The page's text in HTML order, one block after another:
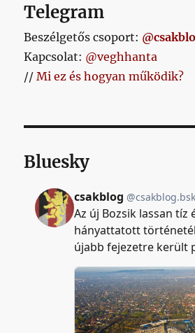
Telegram
Beszélgetős csoport:
Kapcsolat: @veghhanta
//Mi ez és hogyan működik?
Bluesky